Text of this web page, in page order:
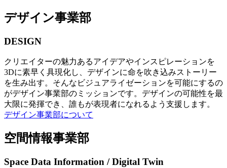
デザイン事業部
DESIGN
クリエイターの魅力あるアイデアやインスピレーションを
3Dに素早く具現化し、デザインに命を吹き込みストーリー
を生み出す。そんなビジュアライゼーションを可能にするの
がデザイン事業部のミッションです。デザインの可能性を最
大限に発揮でき、誰もが表現者になれるよう支援します。
デザイン事業部について
空間情報事業部
Space Data Information / Digital Twin